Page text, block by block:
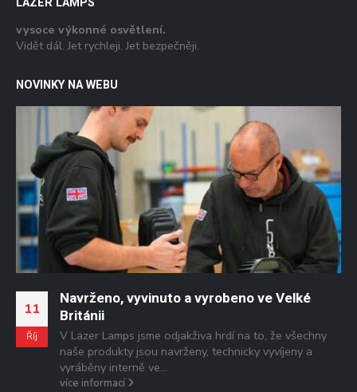
vysoce výkonné osvětlení.
Vidět dál. Jet rychleji. Jet bezpečněji.
NOVINKY NA WEBU
11
Říj
Navrženo, vyvinuto a vyrobeno ve Velké
Británii
V Lazer Lamps jsme odjakživa hrdí na to, že všechny
naše produkty jsou navrženy, technicky vyvíjeny a
vyráběny interně ve...
více informací